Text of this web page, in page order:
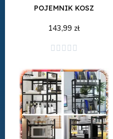
POJEMNIK KOSZ
143,99 zł
    
Dodaj do koszyka